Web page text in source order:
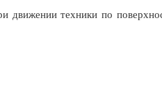
техники по